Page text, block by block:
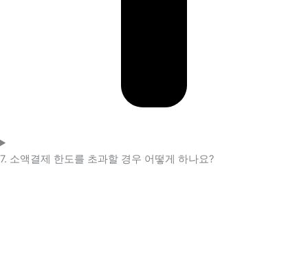
7. 소액결제 한도를 초과할 경우 어떻게 하나요?